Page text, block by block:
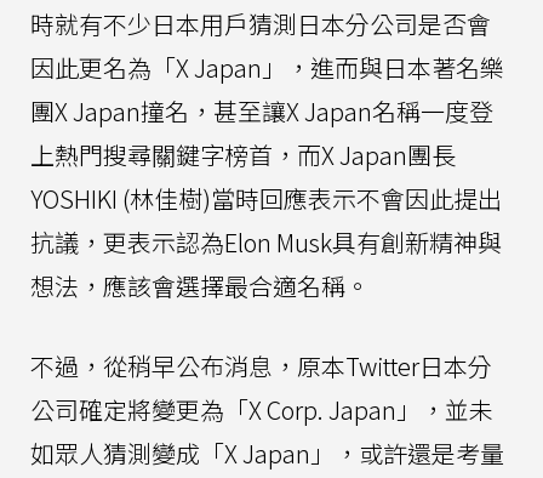
時就有不少日本用戶猜測日本分公司是否會
因此更名為「X Japan」，進而與日本著名樂
團X Japan撞名，甚至讓X Japan名稱一度登
上熱門搜尋關鍵字榜首，而X Japan團長
YOSHIKI (林佳樹)當時回應表示不會因此提出
抗議，更表示認為Elon Musk具有創新精神與
想法，應該會選擇最合適名稱。
不過，從稍早公布消息，原本Twitter日本分
公司確定將變更為「X Corp. Japan」，並未
如眾人猜測變成「X Japan」，或許還是考量